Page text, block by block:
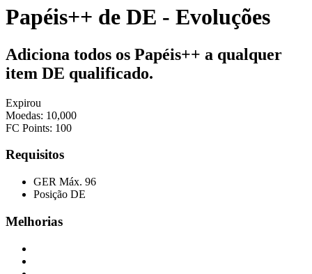
Papéis++ de DE - Evoluções
Adiciona todos os Papéis++ a qualquer
item DE qualificado.
Expirou
Moedas: 10,000
FC Points: 100
Requisitos
GER Máx. 96
Posição DE
Melhorias